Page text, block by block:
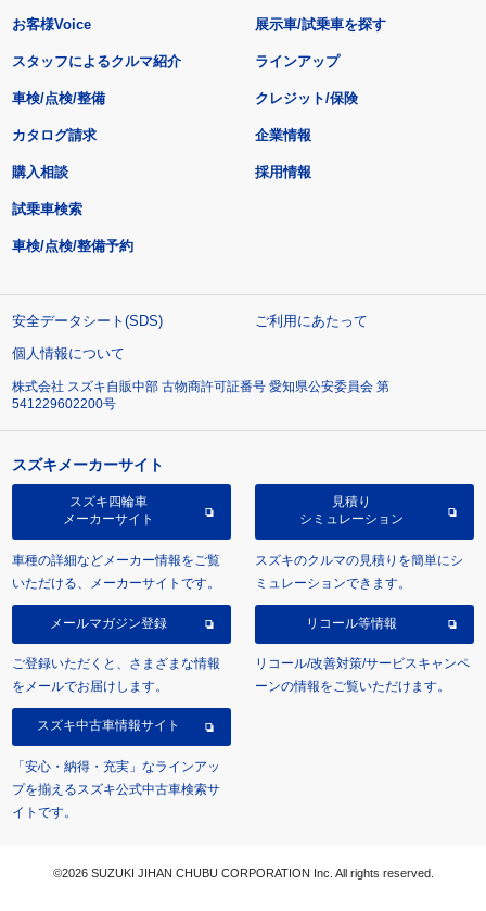
お客様Voice
スタッフによるクルマ紹介
展示車/試乗車を探す
ラインアップ
車検/点検/整備 クレジット/保険
カタログ請求
購入相談
試乗車検索
車検/点検/整備予約
企業情報
採用情報
安全データシート(SDS)
ご利用にあたって
個人情報について
株式会社 スズキ自販中部 古物商許可証番号 愛知県公安委員会 第
541229602200号
スズキメーカーサイト
スズキ四輪車
メーカーサイト
車種の詳細などメーカー情報をご覧
いただける、メーカーサイトです。
見積り
シミュレーション
スズキのクルマの見積りを簡単にシ
ミュレーションできます。
メールマガジン登録
ご登録いただくと、さまざまな情報
をメールでお届けします。
リコール等情報
リコール/改善対策/サービスキャンペ
ーンの情報をご覧いただけます。
スズキ中古車情報サイト
「安心・納得・充実」なラインアッ
プを揃えるスズキ公式中古車検索サ
イトです。
©2026 SUZUKI JIHAN CHUBU CORPORATION Inc. All rights reserved.